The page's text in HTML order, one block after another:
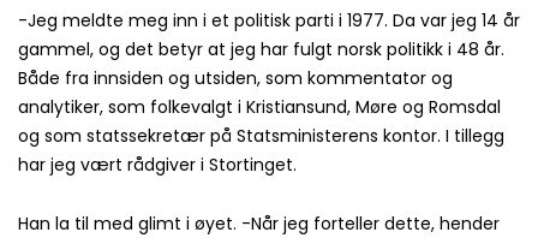
-Jeg meldte meg inn i et politisk parti i 1977. Da var jeg 14 år
gammel, og det betyr at jeg har fulgt norsk politikk i 48 år.
Både fra innsiden og utsiden, som kommentator og
analytiker, som folkevalgt i Kristiansund, Møre og Romsdal
og som statssekretær på Statsministerens kontor. I tillegg
har jeg vært rådgiver i Stortinget.
Han la til med glimt i øyet. -Når jeg forteller dette, hender